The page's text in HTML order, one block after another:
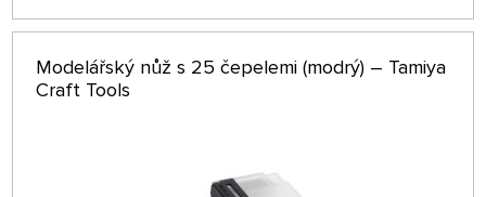
Modelářský nůž s 25 čepelemi (modrý) – Tamiya
Craft Tools